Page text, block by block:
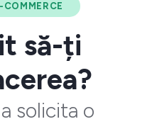
să-ți
solicita o